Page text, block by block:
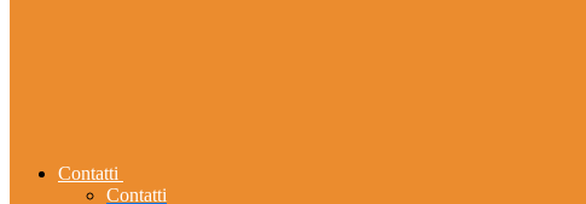
Contatti
Contatti